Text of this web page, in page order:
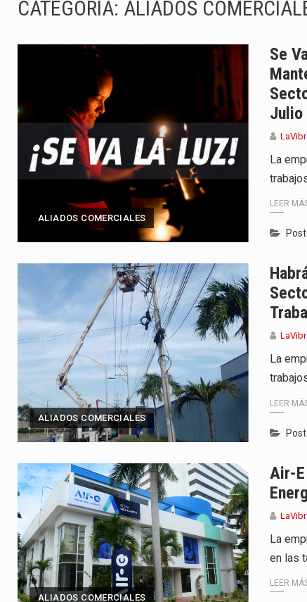
recibir una nueva edición…
que trabajan por…
versión de su segundo…
años de soledad de Gabriel…
por Dago García cuenta…
actriz presenta una nueva edición…
en Bogotá con un…
selección editorial para este…
CATEGORÍA: ALIADOS
ALIADOS COMERCIALES
Se
Julio
La
LEER
ALIADOS COMERCIALES
La
LEER
ALIADOS COMERCIALES
Air-E
La
en las
LEER